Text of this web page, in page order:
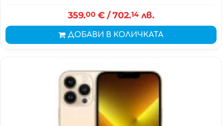
359.00€ / 702.14лв.
ДОБАВИ В КОЛИЧКАТА